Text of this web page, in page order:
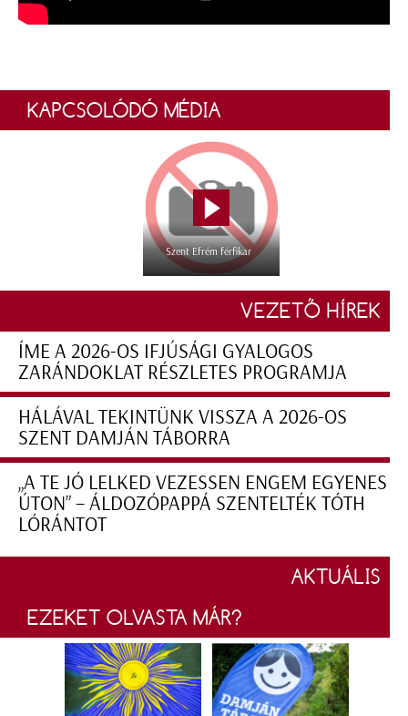
KAPCSOLÓDÓ MÉDIA
Szent Efrém férfikar
VEZETŐ HÍREK
ÍME A 2026-OS IFJÚSÁGI GYALOGOS
ZARÁNDOKLAT RÉSZLETES PROGRAMJA
HÁLÁVAL TEKINTÜNK VISSZA A 2026-OS
SZENT DAMJÁN TÁBORRA
„A TE JÓ LELKED VEZESSEN ENGEM EGYENES
ÚTON” – ÁLDOZÓPAPPÁ SZENTELTÉK TÓTH
LÓRÁNTOT
AKTUÁLIS
EZEKET OLVASTA MÁR?